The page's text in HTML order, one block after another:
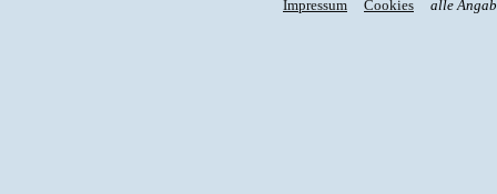
Impressum Cookies alle